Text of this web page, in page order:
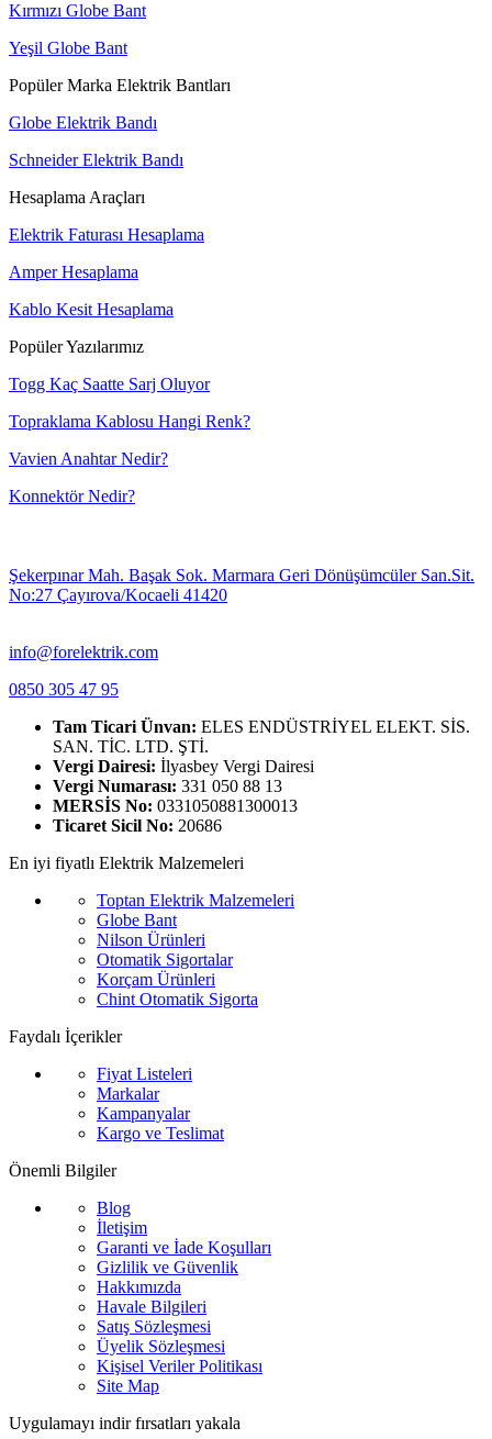
Kırmızı Globe Bant
Yeşil Globe Bant
Popüler Marka Elektrik Bantları
Globe Elektrik Bandı
Schneider Elektrik Bandı
Hesaplama Araçları
Elektrik Faturası Hesaplama
Amper Hesaplama
Kablo Kesit Hesaplama
Popüler Yazılarımız
Togg Kaç Saatte Sarj Oluyor
Topraklama Kablosu Hangi Renk?
Vavien Anahtar Nedir?
Konnektör Nedir?
Şekerpınar Mah. Başak Sok. Marmara Geri Dönüşümcüler San.Sit.
No:27 Çayırova/Kocaeli 41420
info@forelektrik.com
0850 305 47 95
Tam Ticari Ünvan: ELES ENDÜSTRİYEL ELEKT. SİS.
SAN. TİC. LTD. ŞTİ.
Vergi Dairesi: İlyasbey Vergi Dairesi
Vergi Numarası: 331 050 88 13
MERSİS No: 0331050881300013
Ticaret Sicil No: 20686
En iyi fiyatlı Elektrik Malzemeleri
Toptan Elektrik Malzemeleri
Globe Bant
Nilson Ürünleri
Otomatik Sigortalar
Korçam Ürünleri
Chint Otomatik Sigorta
Faydalı İçerikler
Fiyat Listeleri
Markalar
Kampanyalar
Kargo ve Teslimat
Önemli Bilgiler
Blog
İletişim
Garanti ve İade Koşulları
Gizlilik ve Güvenlik
Hakkımızda
Havale Bilgileri
Satış Sözleşmesi
Üyelik Sözleşmesi
Kişisel Veriler Politikası
Site Map
Uygulamayı indir fırsatları yakala